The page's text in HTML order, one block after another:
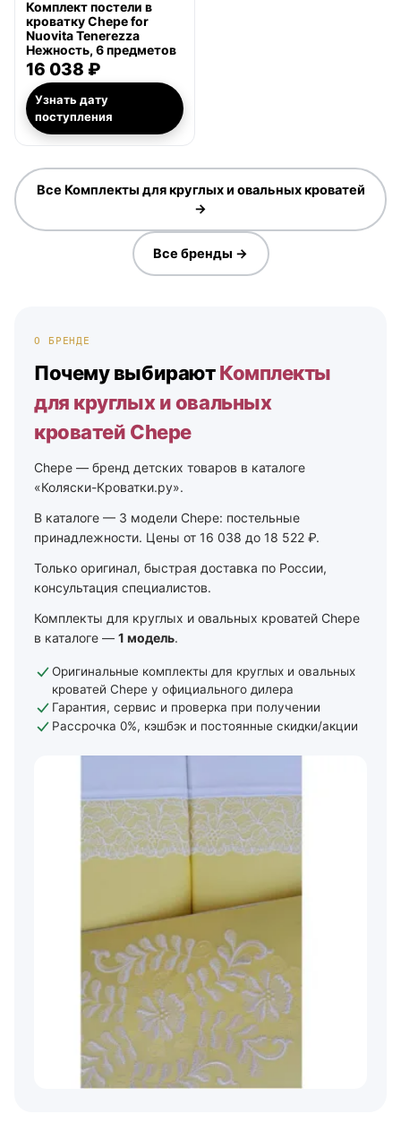
Комплект постели в
кроватку Chepe for
Nuovita Tenerezza
Нежность, 6 предметов
16 038 ₽
Узнать дату
поступления
Все Комплекты для круглых и овальных кроватей
→
Все бренды →
О БРЕНДЕ
Почему выбираютКомплекты
для круглых и овальных
кроватей Chepe
Chepe — бренд детских товаров в каталоге
«Коляски-Кроватки.ру».
В каталоге — 3 модели Chepe: постельные
принадлежности. Цены от 16 038 до 18 522 ₽.
Только оригинал, быстрая доставка по России,
консультация специалистов.
Комплекты для круглых и овальных кроватей Chepe
в каталоге — 1 модель.
Оригинальные комплекты для круглых и овальных
кроватей Chepe у официального дилера
Гарантия, сервис и проверка при получении
Рассрочка 0%, кэшбэк и постоянные скидки/акции